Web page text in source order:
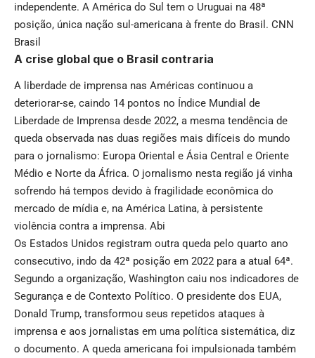
independente. A América do Sul tem o Uruguai na 48ª
posição, única nação sul-americana à frente do Brasil. CNN
Brasil
A crise global que o Brasil contraria
A liberdade de imprensa nas Américas continuou a
deteriorar-se, caindo 14 pontos no Índice Mundial de
Liberdade de Imprensa desde 2022, a mesma tendência de
queda observada nas duas regiões mais difíceis do mundo
para o jornalismo: Europa Oriental e Ásia Central e Oriente
Médio e Norte da África. O jornalismo nesta região já vinha
sofrendo há tempos devido à fragilidade econômica do
mercado de mídia e, na América Latina, à persistente
violência contra a imprensa. Abi
Os Estados Unidos registram outra queda pelo quarto ano
consecutivo, indo da 42ª posição em 2022 para a atual 64ª.
Segundo a organização, Washington caiu nos indicadores de
Segurança e de Contexto Político. O presidente dos EUA,
Donald Trump, transformou seus repetidos ataques à
imprensa e aos jornalistas em uma política sistemática, diz
o documento. A queda americana foi impulsionada também